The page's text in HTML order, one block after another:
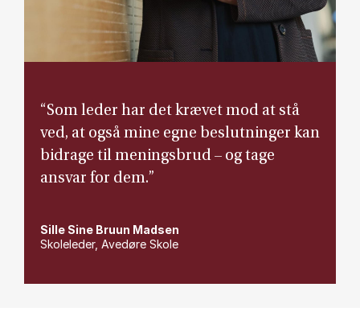
“Som leder har det krævet mod at stå
ved, at også mine egne beslutninger kan
bidrage til meningsbrud – og tage
ansvar for dem.”
Sille Sine Bruun Madsen
Skoleleder, Avedøre Skole